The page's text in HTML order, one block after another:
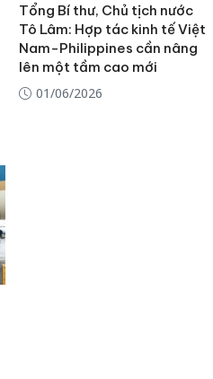
Tổng Bí thư, Chủ tịch nước
Tô Lâm: Hợp tác kinh tế Việt
Nam-Philippines cần nâng
lên một tầm cao mới
01/06/2026